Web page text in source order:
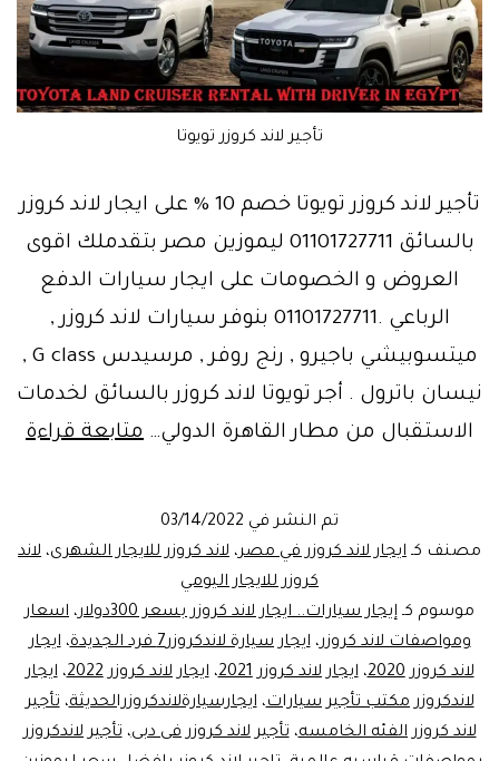
تأجير لاند كروزر تويوتا
تأجير لاند كروزر تويوتا خصم 10 % على ايجار لاند كروزر
بالسائق 01101727711 ليموزين مصر بتقدملك اقوى
العروض و الخصومات على ايجار سيارات الدفع
الرباعي .01101727711 بنوفر سيارات لاند كروزر ,
ميتسوبيشي باجيرو , رنج روفر , مرسيدس G class ,
نيسان باترول . أجر تويوتا لاند كروزر بالسائق لخدمات
الاستقبال من مطار القاهرة الدولي… متابعة قراءة
تم النشر في 03/14/2022
مصنف كـ ايجار لاند كروزر في مصر، لاند كروزر للايجار الشهرى، لاند
كروزر للايجار اليومي
موسوم كـ إيجار سيارات.. ايجار لاند كروزر بسعر 300دولار ، اسعار
ومواصفات لاند كروزر،ايجار سيارة لاندكروزر7 فرد الجديدة ،ايجار
لاند كروزر 2020
،ايجار لاند كروزر 2021 ،ايجار لاند كروزر 2022 ،ايجار
لاندكروزر مكتب تأجير سيارات،ايجارسيارةلاندكروزرالحديثة،تأجير
لاند كروزر الفئه الخامسه،تأجير لاند كروزر فى دبى،تأجير لاندكروزر